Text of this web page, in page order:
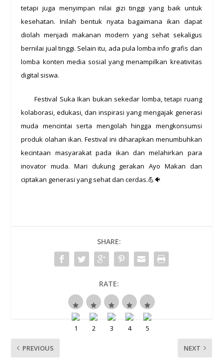
tetapi juga menyimpan nilai gizi tinggi yang baik untuk
kesehatan. Inilah bentuk nyata bagaimana ikan dapat
diolah menjadi makanan modern yang sehat sekaligus
bernilai jual tinggi. Selain itu, ada pula lomba info grafis dan
lomba konten media sosial yang menampilkan kreativitas
digital siswa.
Festival Suka Ikan bukan sekedar lomba, tetapi ruang
kolaborasi, edukasi, dan inspirasi yang mengajak generasi
muda mencintai serta mengolah hingga mengkonsumsi
produk olahan ikan. Festival ini diharapkan menumbuhkan
kecintaan masyarakat pada ikan dan melahirkan para
inovator muda. Mari dukung gerakan Ayo Makan dan
ciptakan generasi yang sehat dan cerdas.💪🐠
SHARE:
RATE:
PREVIOUS NEXT